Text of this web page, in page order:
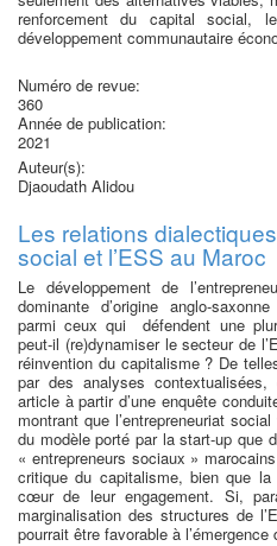
renforcement du capital social,
développement communautaire
Numéro de revue:
360
Année de publication:
2021
Auteur(s):
Djaoudath Alidou
Les relations
social et l’ESS au Maroc
Le développement de
dominante d’origine anglo-
parmi ceux qui défendent une
peut-il (re)dynamiser le secteur de
réinvention du capitalisme ? De
par des analyses
article à partir d’une enquête
montrant que l’entrepreneuriat
du modèle porté par la start-up que
« entrepreneurs sociaux »
critique du capitalisme, bien que
cœur de leur engagement. Si,
marginalisation des structures de
pourrait être favorable à